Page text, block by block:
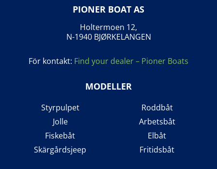
PIONER BOAT AS
Holtermoen 12,
N-1940 BJØRKELANGEN
För kontakt: Find your dealer – Pioner Boats
MODELLER
Styrpulpet
Jolle
Fiskebåt
Skärgårdsjeep
Roddbåt
Arbetsbåt
Elbåt
Fritidsbåt